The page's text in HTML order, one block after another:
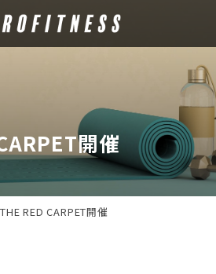
開催
THE RED CARPET開催